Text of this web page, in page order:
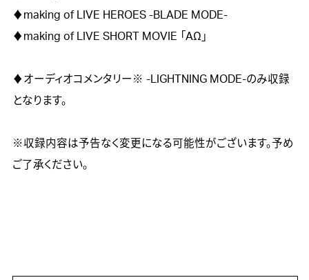
♦︎making of LIVE HEROES -BLADE MODE-
♦︎making of LIVE SHORT MOVIE 「AΩ」
♦︎オーディオコメンタリー※ -LIGHTNING MODE-のみ収録
となります。
※収録内容は予告なく変更になる可能性がございます。予め
ご了承ください。